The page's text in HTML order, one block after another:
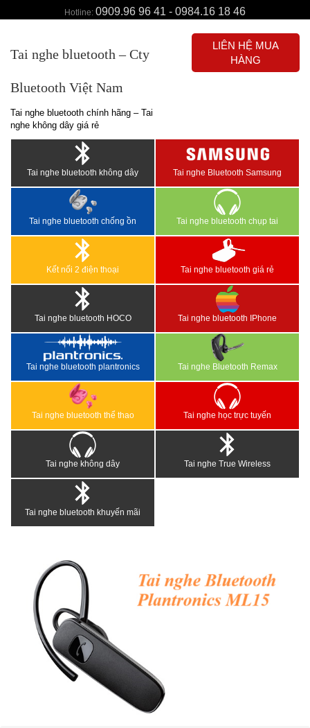
Hotline: 0909.96 96 41 - 0984.16 18 46
Tai nghe bluetooth – Cty
Bluetooth Việt Nam
Tai nghe bluetooth chính hãng – Tai
nghe không dây giá rẻ
LIÊN HỆ MUA
HÀNG
Tai nghe bluetooth không dây Tai nghe Bluetooth Samsung
Tai nghe bluetooth chống ồn Tai nghe bluetooth chụp tai
Kết nối 2 điện thoại Tai nghe bluetooth giá rẻ
Tai nghe bluetooth HOCO Tai nghe bluetooth IPhone
Tai nghe bluetooth plantronics Tai nghe Bluetooth Remax
Tai nghe bluetooth thể thao Tai nghe học trực tuyến
Tai nghe không dây Tai nghe True Wireless
Tai nghe bluetooth khuyến mãi